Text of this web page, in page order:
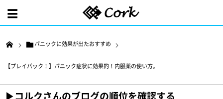
パニックに効果が出たおすすめ
【プレイバック！】パニック症状に効果的！内服薬の使い方。
▶︎コルクさんのブログの順位を確認する